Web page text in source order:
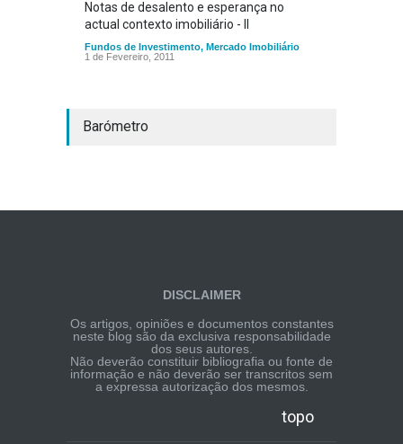
Notas de desalento e esperança no
actual contexto imobiliário - II
Fundos de Investimento, Mercado Imobiliário
1 de Fevereiro, 2011
Barómetro
DISCLAIMER
Os artigos, opiniões e documentos constantes
neste blog são da exclusiva responsabilidade
dos seus autores.
Não deverão constituir bibliografia ou fonte de
informação e não deverão ser transcritos sem
a expressa autorização dos mesmos.
topo